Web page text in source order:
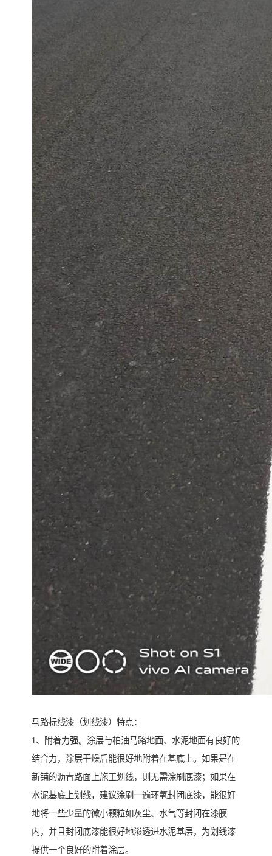
马路标线漆（划线漆）特点：
1、附着力强。涂层与柏油马路地面、水泥地面有良好的
结合力，涂层干燥后能很好地附着在基底上。如果是在
新铺的沥青路面上施工划线，则无需涂刷底漆；如果在
水泥基底上划线，建议涂刷一遍环氧封闭底漆，能很好
地将一些少量的微小颗粒如灰尘、水气等封闭在漆膜
内，并且封闭底漆能很好地渗透进水泥基层，为划线漆
提供一个良好的附着涂层。